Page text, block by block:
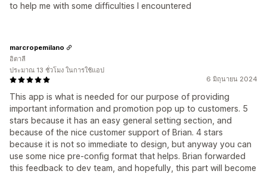
to help me with some difficulties I encountered
6 มิถุนายน 2024
This app is what is needed for our purpose of providing
important information and promotion pop up to customers. 5
stars because it has an easy general setting section, and
because of the nice customer support of Brian. 4 stars
because it is not so immediate to design, but anyway you can
use some nice pre-config format that helps. Brian forwarded
this feedback to dev team, and hopefully, this part will become
marcropemilano
อิตาลี
ประมาณ 13 ชั่วโมง ในการใช้แอป